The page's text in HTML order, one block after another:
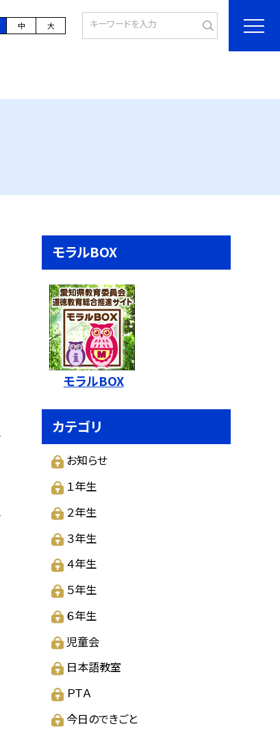
中 大
モラルBOX
モラルBOX
カテゴリ
お知らせ
１年生
２年生
３年生
４年生
５年生
６年生
児童会
日本語教室
ＰＴＡ
今日のできごと